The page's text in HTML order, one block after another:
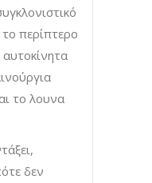
περίπτερο
αυτοκίνητα
το λουνα
δεν